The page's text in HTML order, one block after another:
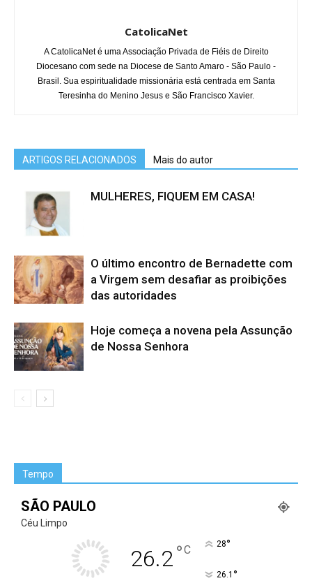
CatolicaNet
A CatolicaNet é uma Associação Privada de Fiéis de Direito
Diocesano com sede na Diocese de Santo Amaro - São Paulo -
Brasil. Sua espiritualidade missionária está centrada em Santa
Teresinha do Menino Jesus e São Francisco Xavier.
ARTIGOS RELACIONADOS Mais do autor
MULHERES, FIQUEM EM CASA!
O último encontro de Bernadette com
a Virgem sem desafiar as proibições
das autoridades
Hoje começa a novena pela Assunção
de Nossa Senhora
Tempo
SÃO PAULO
Céu Limpo
26.2°C 28°
26.1 °